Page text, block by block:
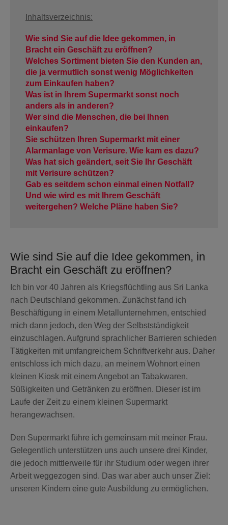
KEYFOB
NOTFALLKNOPF
TÜRSICHERHEIT
VIDEO DOORBELL
STERNSCHLÜSSEL
WARNSCHILDER
SICHERHEITSVERSPRECHEN
NOTRUF- UND
SERVICELEITSTELLE
POLIZEIALARMIERUNG
PREISE ALARMANLAGE
SICHERHEITSDIENSTE
EXTRAS
ARLO SOLARLADEGERÄT
Inhaltsverzeichnis:
Wie sind Sie auf die Idee gekommen, in
Bracht ein Geschäft zu eröffnen?
Welches Sortiment bieten Sie den Kunden an,
die ja vermutlich sonst wenig Möglichkeiten
zum Einkaufen haben?
Was ist in Ihrem Supermarkt sonst noch
anders als in anderen?
Wer sind die Menschen, die bei Ihnen
einkaufen?
Sie schützen Ihren Supermarkt mit einer
Alarmanlage von Verisure. Wie kam es dazu?
Was hat sich geändert, seit Sie Ihr Geschäft
mit Verisure schützen?
Gab es seitdem schon einmal einen Notfall?
Und wie wird es mit Ihrem Geschäft
weitergehen? Welche Pläne haben Sie?
Wie sind Sie auf die Idee gekommen, in
Bracht ein Geschäft zu eröffnen?
Ich bin vor 40 Jahren als Kriegsflüchtling aus Sri Lanka
nach Deutschland gekommen. Zunächst fand ich
Beschäftigung in einem Metallunternehmen, entschied
mich dann jedoch, den Weg der Selbstständigkeit
einzuschlagen. Aufgrund sprachlicher Barrieren schieden
Tätigkeiten mit umfangreichem Schriftverkehr aus. Daher
entschloss ich mich dazu, an meinem Wohnort einen
kleinen Kiosk mit einem Angebot an Tabakwaren,
Süßigkeiten und Getränken zu eröffnen. Dieser ist im
Laufe der Zeit zu einem kleinen Supermarkt
herangewachsen.
Den Supermarkt führe ich gemeinsam mit meiner Frau.
Gelegentlich unterstützen uns auch unsere drei Kinder,
die jedoch mittlerweile für ihr Studium oder wegen ihrer
Arbeit weggezogen sind. Das war aber auch unser Ziel:
unseren Kindern eine gute Ausbildung zu ermöglichen.